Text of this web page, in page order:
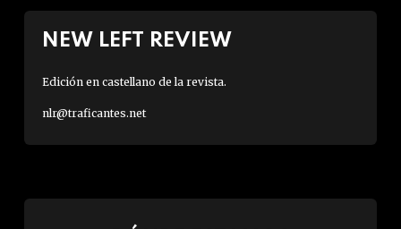
NEW LEFT REVIEW
Edición en castellano de la revista.
nlr@traficantes.net